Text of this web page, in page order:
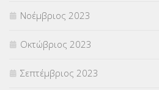
Νοέμβριος 2023
Οκτώβριος 2023
Σεπτέμβριος 2023